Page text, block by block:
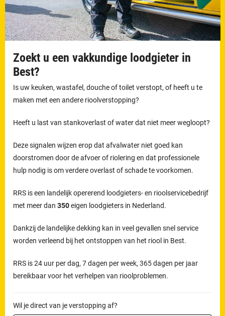
Zoekt u een vakkundige loodgieter in
Best?
Is uw keuken, wastafel, douche of toilet verstopt, of heeft u te
maken met een andere rioolverstopping?
Heeft u last van stankoverlast of water dat niet meer wegloopt?
Deze signalen wijzen erop dat afvalwater niet goed kan
doorstromen door de afvoer of riolering en dat professionele
hulp nodig is om verdere overlast of schade te voorkomen.
RRS is een landelijk opererend loodgieters- en rioolservicebedrijf
met meer dan350eigen loodgieters in Nederland.
Dankzij de landelijke dekking kan in veel gevallen snel service
worden verleend bij het ontstoppen van het riool in Best.
RRS is 24 uur per dag, 7 dagen per week, 365 dagen per jaar
bereikbaar voor het verhelpen van rioolproblemen.
Wil je direct van je verstopping af?